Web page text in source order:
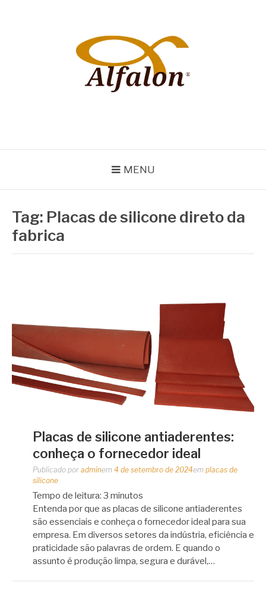
MENU
Tag: Placas de silicone direto da
fabrica
Placas de silicone antiaderentes:
conheça o fornecedor ideal
Publicado por adminem 4 de setembro de 2024em placas de
silicone
Tempo de leitura: 3 minutos
Entenda por que as placas de silicone antiaderentes
são essenciais e conheça o fornecedor ideal para sua
empresa. Em diversos setores da indústria, eficiência e
praticidade são palavras de ordem. E quando o
assunto é produção limpa, segura e durável,…